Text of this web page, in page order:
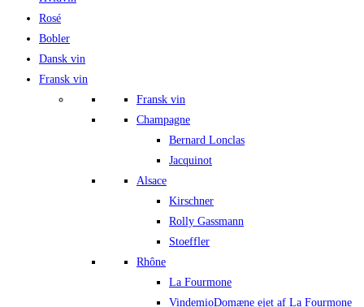
Rosé
Bobler
Dansk vin
Fransk vin
Fransk vin
Champagne
Bernard Lonclas
Jacquinot
Alsace
Kirschner
Rolly Gassmann
Stoeffler
Rhône
La Fourmone
VindemioDomæne ejet af La Fourmone